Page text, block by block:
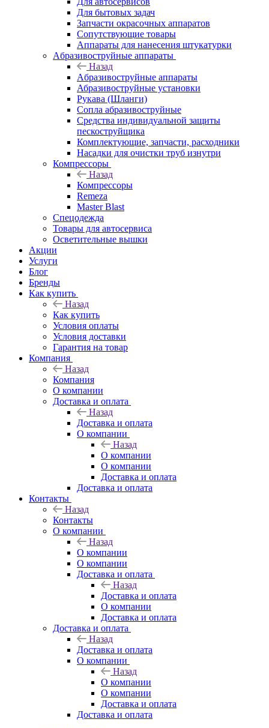
Для бытовых задач
Запчасти окрасочных аппаратов
Сопутствующие товары
Аппараты для нанесения штукатурки
Aбразивоструйные аппараты
Назад
Aбразивоструйные аппараты
Абразивоструйные установки
Рукава (Шланги)
Сопла абразивоструйные
Средства индивидуальной защиты
пескоструйщика
Комплектующие, запчасти, расходники
Насадки для очистки труб изнутри
Компрессоры
Назад
Компрессоры
Remeza
Master Blast
Спецодежда
Товары для автосервиса
Осветительные вышки
Акции
Услуги
Блог
Бренды
Как купить
Назад
Как купить
Условия оплаты
Условия доставки
Гарантия на товар
Компания
Назад
Компания
О компании
Доставка и оплата
Назад
Доставка и оплата
О компании
Назад
О компании
О компании
Доставка и оплата
Доставка и оплата
Контакты
Назад
Контакты
О компании
Назад
О компании
О компании
Доставка и оплата
Назад
Доставка и оплата
О компании
Доставка и оплата
Доставка и оплата
Назад
Доставка и оплата
О компании
Назад
О компании
О компании
Доставка и оплата
Доставка и оплата